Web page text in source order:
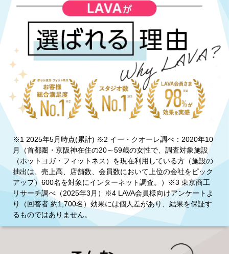
※1 2025年5月時点(累計) ※2 イー・クオーレ調べ：2020年10
月（首都圏・京阪神在住の20～59歳の女性で、調査対象施設
（ホットヨガ・フィットネス）を現在利用している方（施設の
抽出は、売上高、店舗数、会員数において上位の会社をピック
アップ）600名を対象にインターネット調査。）※3 東京商工
リサーチ調べ（2025年3月）※4 LAVA会員様向けアンケートよ
り（回答者 約1,700名）効果には個人差があり、結果を保証す
るものではありません。